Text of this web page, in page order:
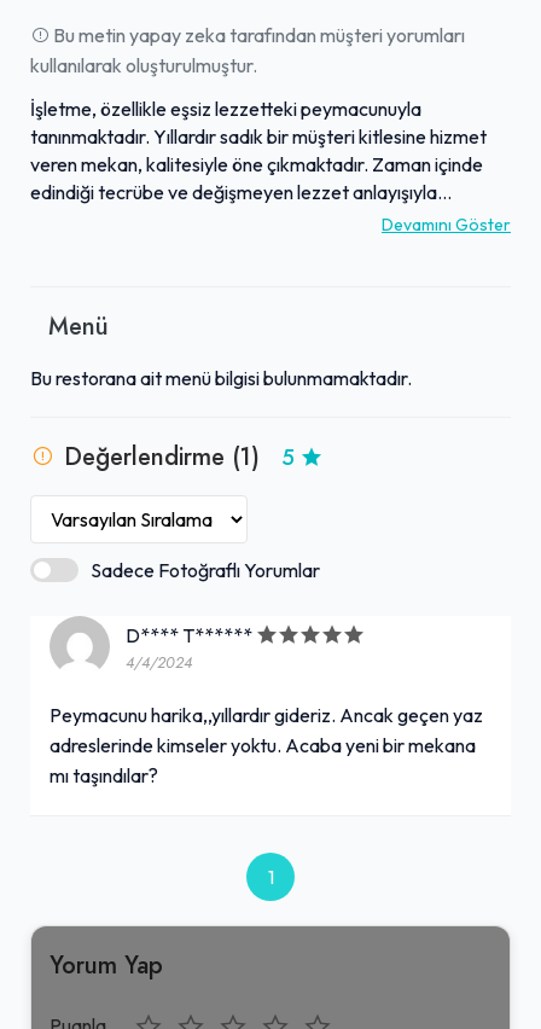
Bu metin yapay zeka tarafından müşteri yorumları
kullanılarak oluşturulmuştur.
İşletme, özellikle eşsiz lezzetteki peymacunuyla
tanınmaktadır. Yıllardır sadık bir müşteri kitlesine hizmet
veren mekan, kalitesiyle öne çıkmaktadır. Zaman içinde
edindiği tecrübe ve değişmeyen lezzet anlayışıyla
misafirlerine unutulmaz bir deneyim sunar. Geleneksel
misafirlerini ağırlamaya devam etmektedir.
Devamını Göster
Menü
Bu restorana ait menü bilgisi bulunmamaktadır.
Değerlendirme (1) 5
Sadece Fotoğraflı Yorumlar
D**** T******
4/4/2024
Peymacunu harika,,yıllardır gideriz. Ancak geçen yaz
adreslerinde kimseler yoktu. Acaba yeni bir mekana
mı taşındılar?
1
Yorum Yap